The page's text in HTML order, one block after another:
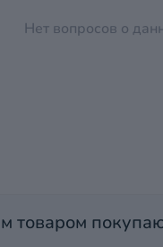
Нет вопросов о
товаром